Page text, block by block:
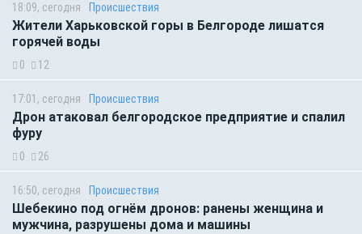
18:09, сегодня Происшествия
Жители Харьковской горы в Белгороде лишатся
горячей воды
0 12
17:01, сегодня Происшествия
Дрон атаковал белгородское предприятие и спалил
фуру
0 26
16:50, сегодня Происшествия
Шебекино под огнём дронов: ранены женщина и
мужчина, разрушены дома и машины